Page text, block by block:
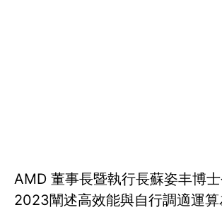
AMD 董事長暨執行長蘇姿丰博
2023闡述高效能與自行調適運